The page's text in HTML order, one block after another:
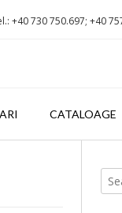
+40 730 750.697; +40
CATALOAGE